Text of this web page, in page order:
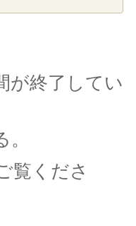
が終了してい
覧くださ